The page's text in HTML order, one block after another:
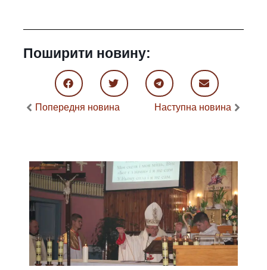
Поширити новину:
Попередня новина Наступна новина